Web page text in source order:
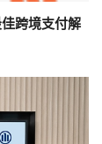
跨境支付解